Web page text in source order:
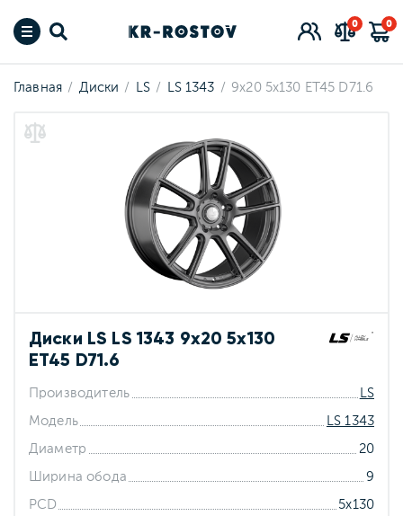
0 0
Главная Диски LS LS 1343 9x20 5x130 ET45 D71.6
Диски LS LS 1343 9x20 5x130
ET45 D71.6
Производитель LS
Модель LS 1343
Диаметр 20
Ширина обода 9
PCD 5x130